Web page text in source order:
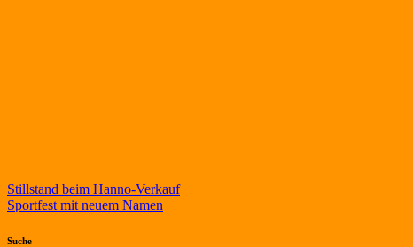
Beitragsnavigation
Stillstand beim Hanno-Verkauf
Sportfest mit neuem Namen
Suche